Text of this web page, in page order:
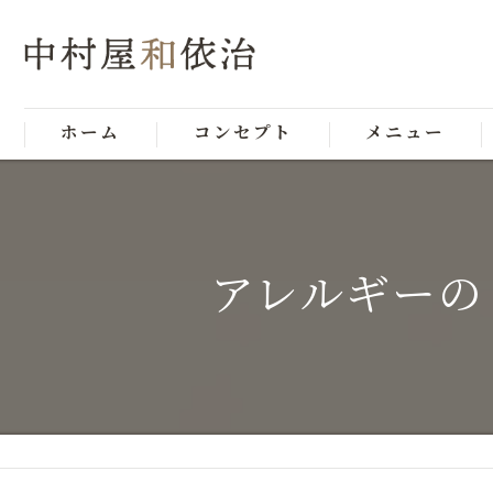
ホーム コンセプト メニュー
アレルギー